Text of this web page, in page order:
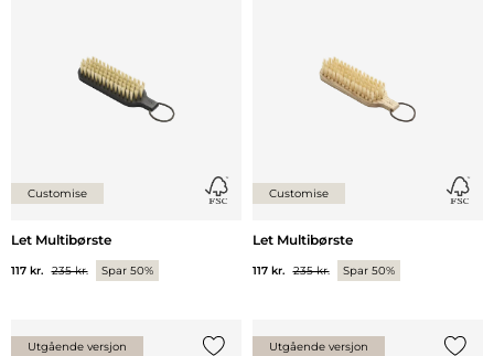
Customise
Let Multibørste
117 kr. 235 kr. Spar 50%
Customise
Let Multibørste
117 kr. 235 kr. Spar 50%
Utgående versjon Utgående versjon